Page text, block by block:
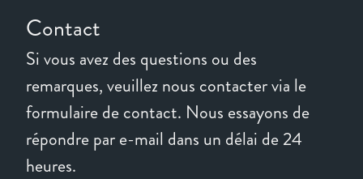
Contact
Si vous avez des questions ou des
remarques, veuillez nous contacter via le
formulaire de contact. Nous essayons de
répondre par e-mail dans un délai de 24
heures.